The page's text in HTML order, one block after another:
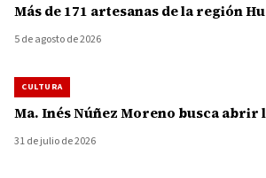
Más de 171 artesanas de la región
5 de agosto de 2026
CULTURA
Ma. Inés Núñez Moreno busca abrir
31 de julio de 2026